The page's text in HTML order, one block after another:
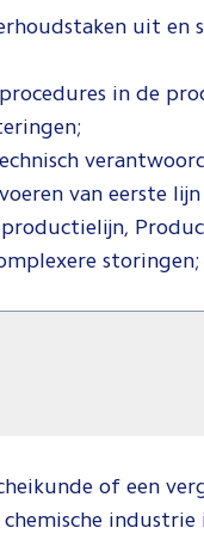
uit en
in de
van eerste
storingen;
of een
industrie